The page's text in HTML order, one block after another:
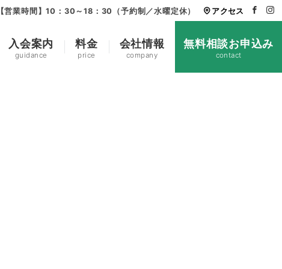
【営業時間】10：30～18：30（予約制／水曜定休） アクセス
入会案内
guidance
料金
price
会社情報
company
無料相談お申込み
contact